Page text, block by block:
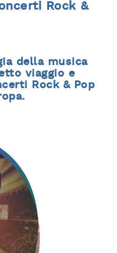
Rock &
della musica
viaggio e
Rock & Pop